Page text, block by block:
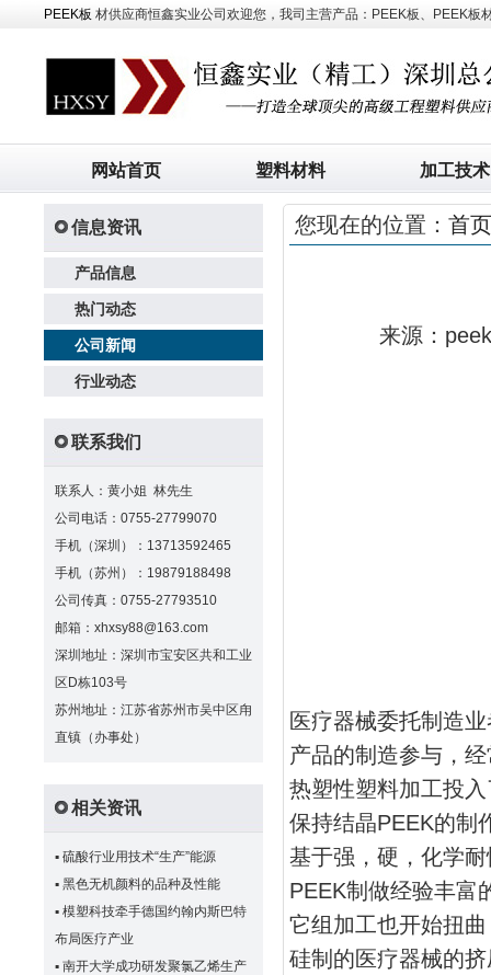
PEEK板 材供应商恒鑫实业公司欢迎您，我司主营产品：PEEK板、PEEK板
网站首页 塑料材料 加工技术
信息资讯
产品信息
热门动态
公司新闻
行业动态
联系我们
联系人：黄小姐 林先生
公司电话：0755-27799070
手机（深圳）：13713592465
手机（苏州）：19879188498
公司传真：0755-27793510
邮箱：xhxsy88@163.com
深圳地址：深圳市宝安区共和工业
区D栋103号
苏州地址：江苏省苏州市吴中区甪
直镇（办事处）
相关资讯
▪ 硫酸行业用技术“生产”能源
▪ 黑色无机颜料的品种及性能
▪ 模塑科技牵手德国约翰内斯巴特
布局医疗产业
▪ 南开大学成功研发聚氯乙烯生产
您现在的位置： 首页
来源：
医疗器械委托制造
产品的制造参与，
热塑性塑料加工投
保持结晶PEEK的制
基于强，硬，化学
PEEK制做经验丰富
它组加工也开始扭
硅制的医疗器械的